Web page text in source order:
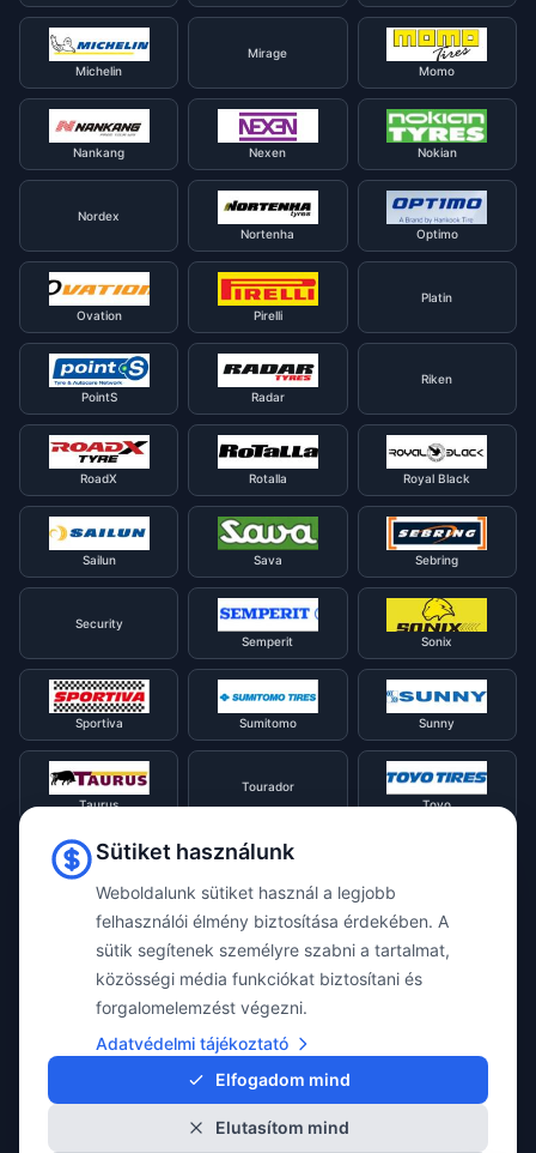
Michelin
Mirage
Momo
Nankang Nexen Nokian
Nordex
Nortenha
Optimo
Ovation Pirelli
Platin
PointS Radar
Riken
RoadX Rotalla Royal Black
Sailun Sava Sebring
Security
Semperit
Sonix
Sportiva Sumitomo Sunny
Taurus
Tourador
Toyo
Tracmax
Triangle
Viking Voyager
Vredestein
Sütiket használunk
Weboldalunk sütiket használ a legjobb
felhasználói élmény biztosítása érdekében. A
sütik segítenek személyre szabni a tartalmat,
közösségi média funkciókat biztosítani és
forgalomelemzést végezni.
Adatvédelmi tájékoztató
Elfogadom mind
Elutasítom mind